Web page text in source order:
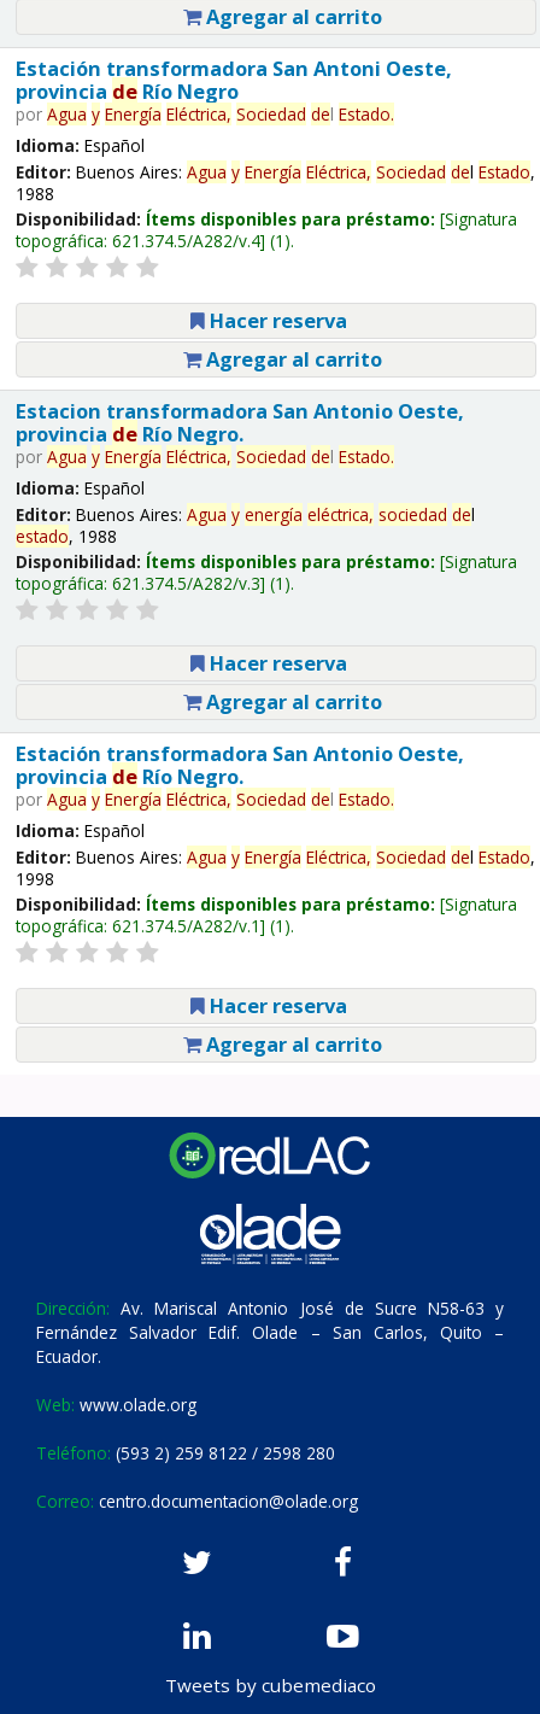
Agregar al carrito
Estación transformadora San Antoni Oeste,
provincia deRío Negro
por Agua y Energía Eléctrica, Sociedad del Estado.
Idioma: Español
Editor: Buenos Aires: Agua y Energía Eléctrica, Sociedad del Estado,
1988
Disponibilidad: Ítems disponibles para préstamo: Signatura
topográfica: 621.374.5/A282/v.4 (1).
Hacer reserva
Agregar al carrito
Estacion transformadora San Antonio Oeste,
provincia deRío Negro.
por Agua y Energía Eléctrica, Sociedad del Estado.
Idioma: Español
Editor: Buenos Aires: Agua y energía eléctrica, sociedad del
estado, 1988
Disponibilidad: Ítems disponibles para préstamo: Signatura
topográfica: 621.374.5/A282/v.3 (1).
Hacer reserva
Agregar al carrito
Estación transformadora San Antonio Oeste,
provincia deRío Negro.
por Agua y Energía Eléctrica, Sociedad del Estado.
Idioma: Español
Editor: Buenos Aires: Agua y Energía Eléctrica, Sociedad del Estado,
1998
Disponibilidad: Ítems disponibles para préstamo: Signatura
topográfica: 621.374.5/A282/v.1 (1).
Hacer reserva
Agregar al carrito
Dirección: Av. Mariscal Antonio José de Sucre N58-63 y
Fernández Salvador Edif. Olade – San Carlos, Quito –
Ecuador.
Web: www.olade.org
Teléfono: (593 2) 259 8122 / 2598 280
Correo: centro.documentacion@olade.org
Tweets by cubemediaco